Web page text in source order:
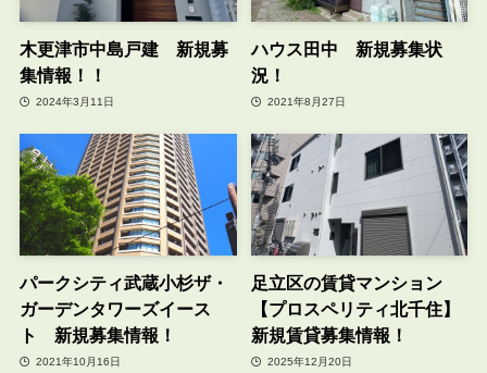
木更津市中島戸建 新規募
集情報！！
2024年3月11日
ハウス田中 新規募集状
況！
2021年8月27日
パークシティ武蔵小杉ザ・
ガーデンタワーズイース
ト 新規募集情報！
2021年10月16日
足立区の賃貸マンション
【プロスペリティ北千住】
新規賃貸募集情報！
2025年12月20日